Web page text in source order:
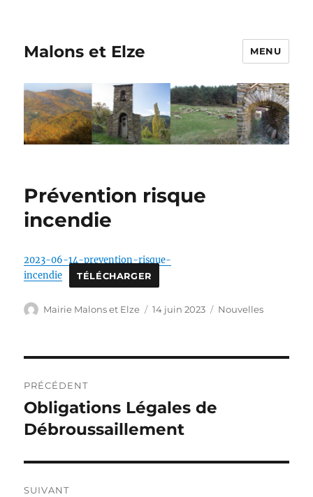
Malons et Elze MENU
Prévention risque
incendie
2023-06-14-prevention-risque-
incendie
TÉLÉCHARGER
Auteur
Mairie Malons et Elze
Publié
14 juin 2023 Catégories
Nouvelles
de
l’article
PRÉCÉDENT
Publication
précédente :
Obligations Légales de
Débroussaillement
SUIVANT